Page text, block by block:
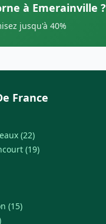
à Emerainville ?
jusqu'à 40%
France
(22)
(19)
(15)